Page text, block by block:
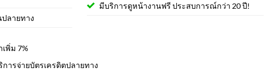
ปลายทาง
มีบริการดูหน้างานฟรี ประสบการณ์กว่า 20 ปี!
พิ่ม 7%
ารจ่ายบัตรเครดิตปลายทาง